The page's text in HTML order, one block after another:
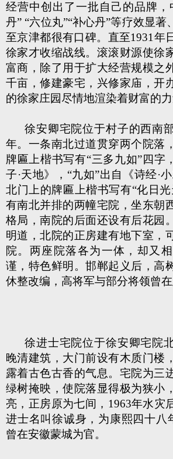
经营中创出了一批自己的品牌，
丹” “六位丸”“补心丹”等疗效显著
至京津都很有口碑。直至1931年
徐家才收缩战线。滚滚财源使徐
富商，除了用于扩大经营规模之
千亩，修建豪宅，兴修家庙，开
的徐家庄园尽情地渲染着财富的力
徐安卿宅院位于村子的西南
年。一条南北过道贯穿两个院落
牌匾上楷书写有“三多九如”四字
子·天地》，“九如”出自《诗经·
北门上的牌匾上楷书写有“化日
有南北并排的两幢宅院，坐东朝
格局，南院的后面还设有后花园
明道，北院的正房建有地下室，
院。两座院落各为一体，却又
谨，特色鲜明。邯郸起义后，高
休整改编，高将军与部分将领曾在
徐进士宅院位于徐安卿宅院
晚清建筑，大门前设有木质门楼
露着古色古香的气息。宅院为三
绿树掩映，使院落显得极为狭小
亮，正房原为七间，1963年水灾
进士名叫徐诚身，为康熙四十八
曾在安徽蒙城为官。